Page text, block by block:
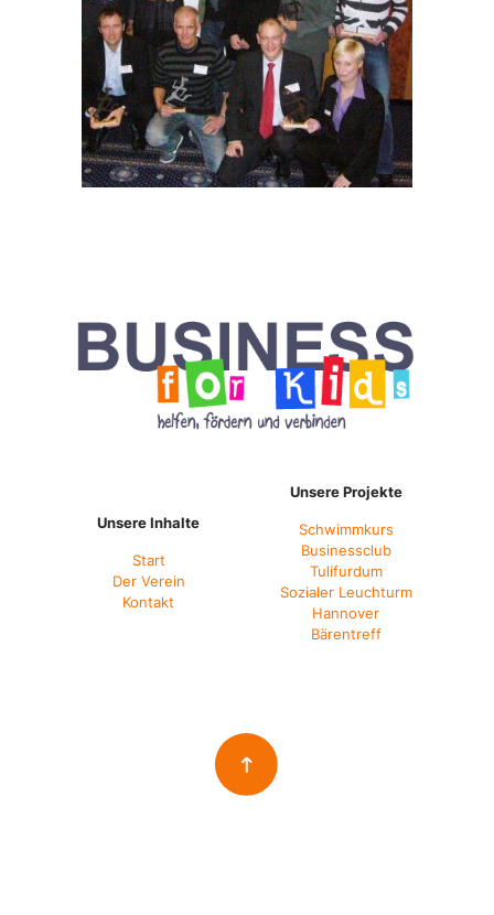
Unsere Inhalte
Start
Der Verein
Kontakt
Unsere Projekte
Schwimmkurs
Businessclub
Tulifurdum
Sozialer Leuchturm
Hannover
Bärentreff